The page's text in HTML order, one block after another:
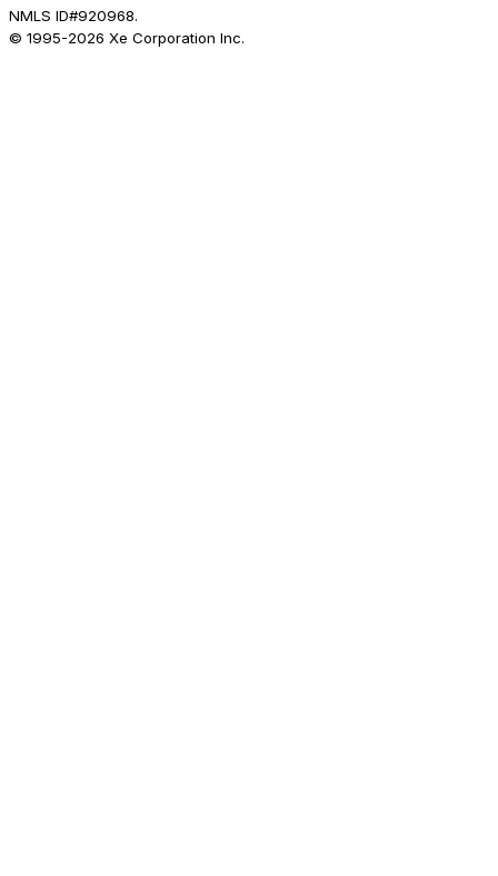
NMLS ID#920968.
© 1995-2026 Xe Corporation Inc.